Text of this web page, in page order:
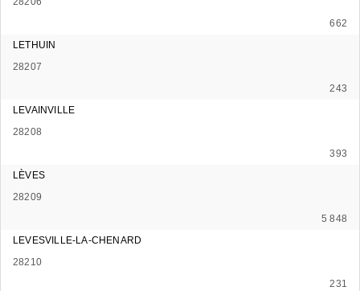
662
LETHUIN
28207
243
LEVAINVILLE
28208
393
LÈVES
28209
5 848
LEVESVILLE-LA-CHENARD
28210
231